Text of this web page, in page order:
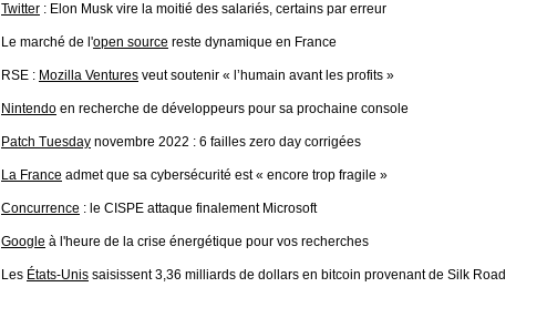
Twitter : Elon Musk vire la moitié des salariés, certains par erreur
Le marché de l'open source reste dynamique en France
RSE : Mozilla Ventures veut soutenir « l’humain avant les profits »
Nintendo en recherche de développeurs pour sa prochaine console
Patch Tuesday novembre 2022 : 6 failles zero day corrigées
La France admet que sa cybersécurité est « encore trop fragile »
Concurrence : le CISPE attaque finalement Microsoft
Google à l'heure de la crise énergétique pour vos recherches
Les États-Unis saisissent 3,36 milliards de dollars en bitcoin provenant de Silk Road